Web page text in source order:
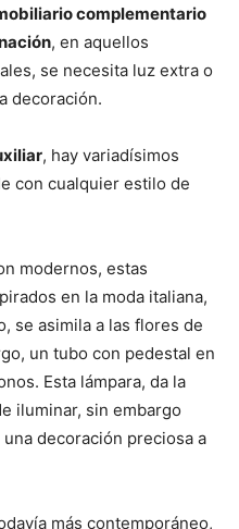
p
r
i
r
e
t
r
e
s
t
p
r
i
r
e
i p
t
i
t
p
p
complementario
, en aquellos
se necesita luz extra o
decoración.
, hay variadísimos
con cualquier estilo de
modernos, estas
en la moda italiana,
se asimila a las flores de
un tubo con pedestal en
Esta lámpara, da la
iluminar, sin embargo
decoración preciosa a
más contemporáneo,